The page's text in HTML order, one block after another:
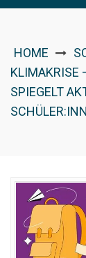
HOME
KLIMAKRISE
SPIEGELT